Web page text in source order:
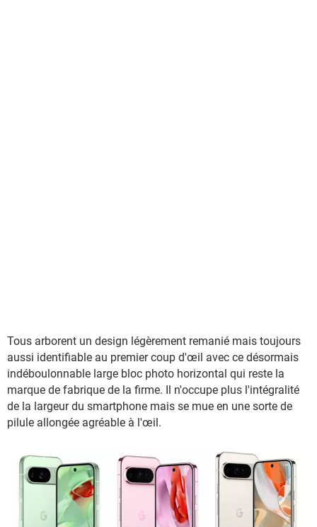
Tous arborent un design légèrement remanié mais toujours
aussi identifiable au premier coup d'œil avec ce désormais
indéboulonnable large bloc photo horizontal qui reste la
marque de fabrique de la firme. Il n'occupe plus l'intégralité
de la largeur du smartphone mais se mue en une sorte de
pilule allongée agréable à l'œil.